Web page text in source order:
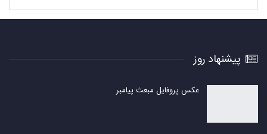
پیشنهاد روز
عکس پروفایل مبعث پیامبر